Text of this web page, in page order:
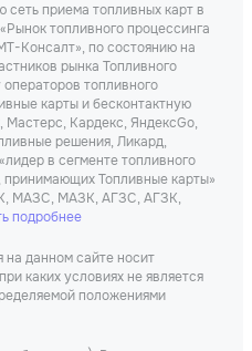
приема топливных карт в
топливного процессинга
Консалт», по состоянию на
рынка Топливного
топливного
карты и бесконтактную
Мастерс, Кардекс, ЯндексGo,
решения, Ликард,
в сегменте топливного
Топливные карты»
МАЗС, МАЗК, АГЗС, АГЗК,
подробнее
данном сайте носит
каких условиях не является
положениями